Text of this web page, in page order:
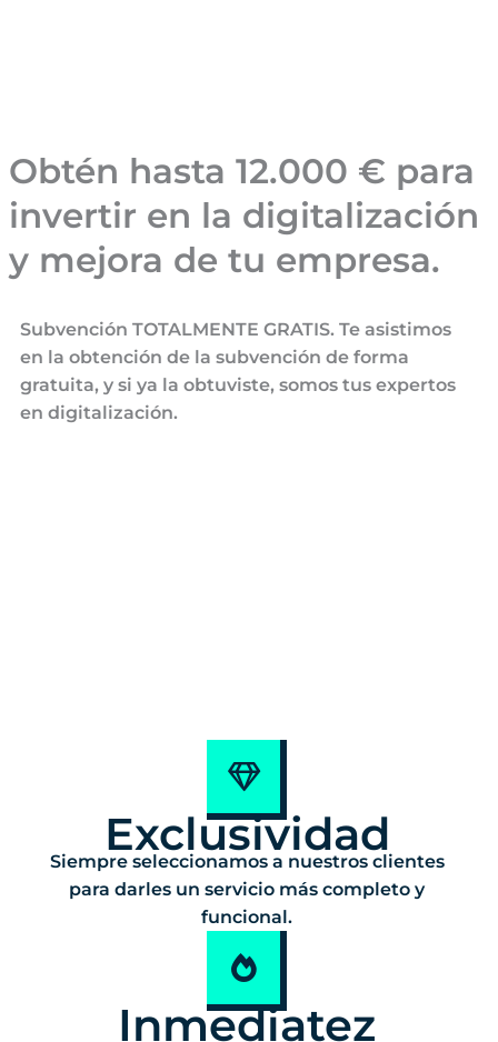
Obtén hasta 12.000 € para
invertir en la digitalización
y mejora de tu empresa.
Subvención TOTALMENTE GRATIS. Te asistimos
en la obtención de la subvención de forma
gratuita, y si ya la obtuviste, somos tus expertos
en digitalización.
Exclusividad
Siempre seleccionamos a nuestros clientes
para darles un servicio más completo y
funcional.
Inmediatez